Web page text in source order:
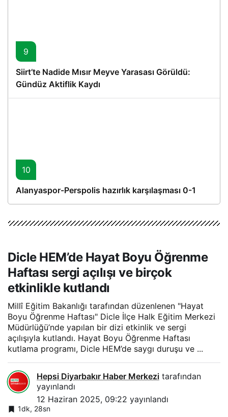
9
Siirt’te Nadide Mısır Meyve Yarasası Görüldü:
Gündüz Aktiflik Kaydı
10
Alanyaspor-Perspolis hazırlık karşılaşması 0-1
Dicle HEM’de Hayat Boyu Öğrenme
Haftası sergi açılışı ve birçok
etkinlikle kutlandı
Millî Eğitim Bakanlığı tarafından düzenlenen "Hayat
Boyu Öğrenme Haftası" Dicle İlçe Halk Eğitim Merkezi
Müdürlüğü’nde yapılan bir dizi etkinlik ve sergi
açılışıyla kutlandı. Hayat Boyu Öğrenme Haftası
kutlama programı, Dicle HEM’de saygı duruşu ve ...
Hepsi Diyarbakır Haber Merkezi tarafından
yayınlandı
12 Haziran 2025, 09:22 yayınlandı
1dk, 28sn